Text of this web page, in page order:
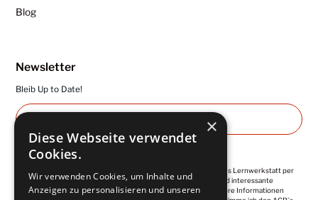
Blog
Newsletter
Bleib Up to Date!
Ich abonniere die regelmäßigen Newsletter von Kuntermanns Lernwerkstatt per
E-Mail. Diese enthalten wertvolle Impulse, Empfehlungen und interessante
Angebote. Meine Einwilligung ist jederzeit widerrufbar. Weitere Informationen
×
Diese Webseite verwendet
Cookies.
Wir verwenden Cookies, um Inhalte und
Anzeigen zu personalisieren und unseren